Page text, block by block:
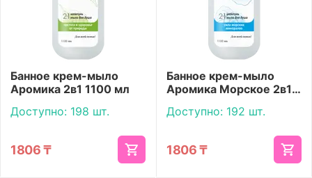
Банное крем-мыло
Аромика 2в1 1100 мл
Доступно: 198 шт.
1806 ₸
Банное крем-мыло
Аромика Морское 2в1
Доступно: 192 шт.
1806 ₸